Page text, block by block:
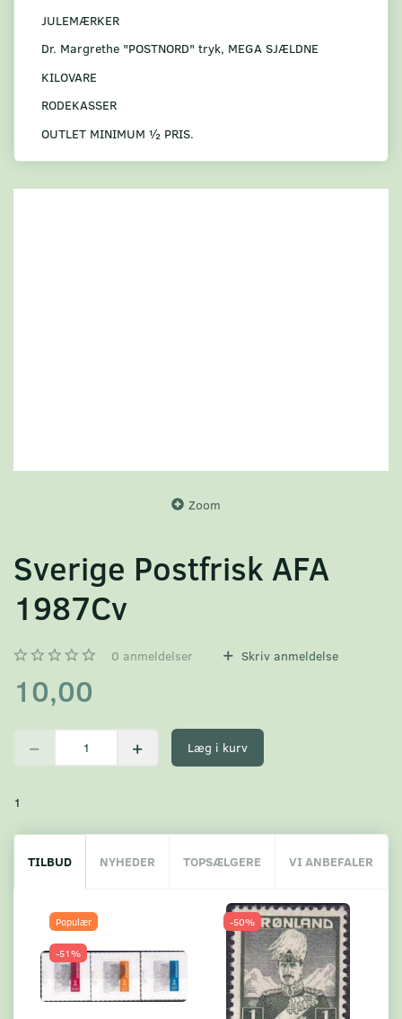
JULEMÆRKER
Dr. Margrethe "POSTNORD" tryk, MEGA SJÆLDNE
KILOVARE
RODEKASSER
OUTLET MINIMUM ½ PRIS.
Zoom
Sverige Postfrisk AFA
1987Cv
0 anmeldelser Skriv anmeldelse
10,00
Læg i kurv
1
TILBUD NYHEDER TOPSÆLGERE VI ANBEFALER
Populær
-51%
-50%